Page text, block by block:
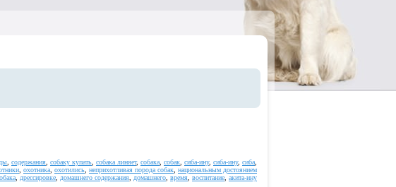
содержания собаку купать собака линяет, собака собак сиба-ину, сиба-ину, сиба
охотника охотились неприхотливая порода собак национальным достоянием
дрессировке домашнего содержания домашнего время воспитание акита-ину